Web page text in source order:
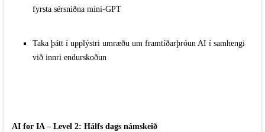
fyrsta sérsniðna mini-GPT
Taka þátt í upplýstri umræðu um framtíðarþróun AI í samhengi
við innri endurskoðun
AI for IA – Level 2: Hálfs dags námskeið